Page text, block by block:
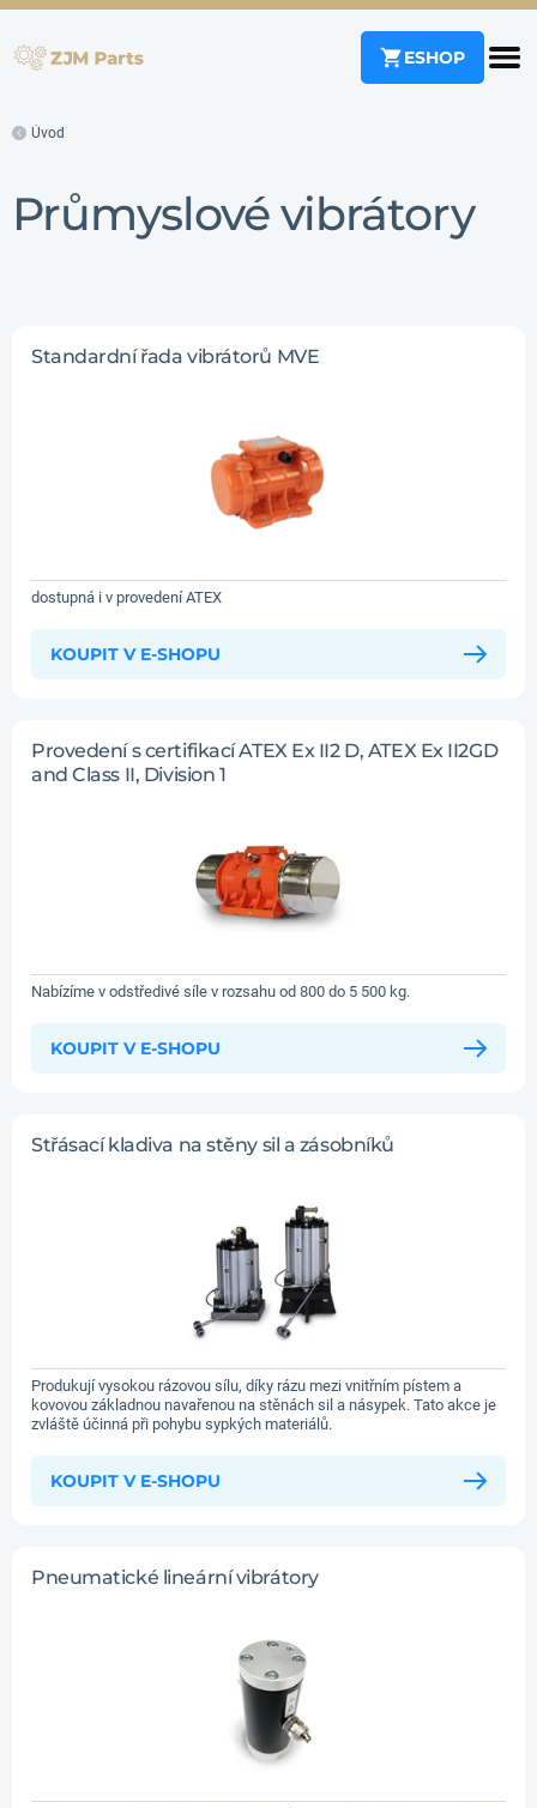
ESHOP
Úvod
Průmyslové vibrátory
Standardní řada vibrátorů MVE
dostupná i v provedení ATEX
KOUPIT V E-SHOPU
Provedení s certifikací ATEX Ex II2 D, ATEX Ex II2GD
and Class II, Division 1
Nabízíme v odstředivé síle v rozsahu od 800 do 5 500 kg.
KOUPIT V E-SHOPU
Střásací kladiva na stěny sil a zásobníků
Produkují vysokou rázovou sílu, díky rázu mezi vnitřním pístem a
kovovou základnou navařenou na stěnách sil a násypek. Tato akce je
zvláště účinná při pohybu sypkých materiálů.
KOUPIT V E-SHOPU
Pneumatické lineární vibrátory